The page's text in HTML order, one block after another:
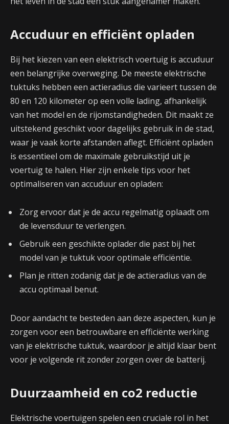
Accuduur en efficiënt opladen
Bij het kiezen van een elektrisch voertuig is accuduur
een belangrijke overweging. De meeste elektrische
tuktuks hebben een actieradius die varieert tussen de
80 en 120 kilometer op een volle lading, afhankelijk
van het model en de rijomstandigheden. Dit maakt ze
uitstekend geschikt voor dagelijks gebruik in de stad,
waar je vaak korte afstanden aflegt. Efficiënt opladen
is essentieel om de maximale gebruikstijd uit je
voertuig te halen. Hier zijn enkele tips voor het
optimaliseren van accuduur en opladen:
Zorg ervoor dat je de accu regelmatig oplaadt om
de levensduur te verlengen.
Gebruik een geschikte oplader die past bij het
model van je tuktuk voor optimale efficiëntie.
Plan je ritten zodanig dat je de actieradius van de
accu optimaal benut.
Door aandacht te besteden aan deze aspecten, kun je
zorgen voor een betrouwbare en efficiënte werking
van je elektrische tuktuk, waardoor je altijd klaar bent
voor je volgende rit zonder zorgen over de batterij.
Duurzaamheid en co2 reductie
Elektrische voertuigen spelen een cruciale rol in het